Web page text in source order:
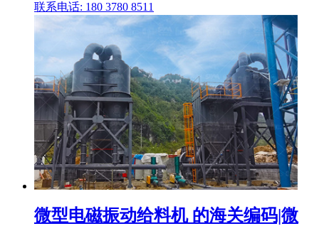
联系电话: 180 3780 8511
微型电磁振动给料机 的海关编码|微